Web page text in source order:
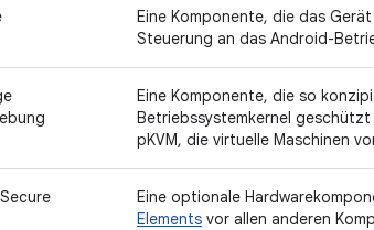
Eine Komponente, die das
Steuerung an das Android-
Eine Komponente, die so
Betriebssystemkernel
pKVM, die virtuelle Maschinen
Eine optionale
Elements vor allen anderen